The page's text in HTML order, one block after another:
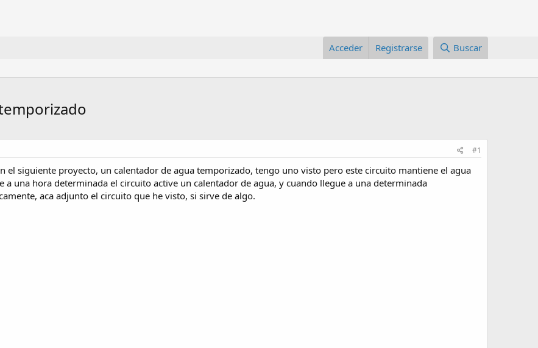
Acceder Registrarse Buscar
#1
el siguiente proyecto, un calentador de agua temporizado, tengo uno visto pero este circuito mantiene el agua
a una hora determinada el circuito active un calentador de agua, y cuando llegue a una determinada
aca adjunto el circuito que he visto, si sirve de algo.